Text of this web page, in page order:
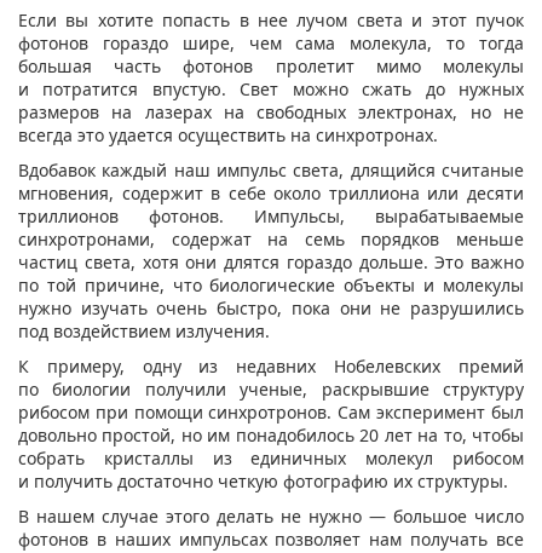
Если вы хотите попасть в нее лучом света и этот пучок
фотонов гораздо шире, чем сама молекула, то тогда
большая часть фотонов пролетит мимо молекулы
и потратится впустую. Свет можно сжать до нужных
размеров на лазерах на свободных электронах, но не
всегда это удается осуществить на синхротронах.
Вдобавок каждый наш импульс света, длящийся считаные
мгновения, содержит в себе около триллиона или десяти
триллионов фотонов. Импульсы, вырабатываемые
синхротронами, содержат на семь порядков меньше
частиц света, хотя они длятся гораздо дольше. Это важно
по той причине, что биологические объекты и молекулы
нужно изучать очень быстро, пока они не разрушились
под воздействием излучения.
К примеру, одну из недавних Нобелевских премий
по биологии получили ученые, раскрывшие структуру
рибосом при помощи синхротронов. Сам эксперимент был
довольно простой, но им понадобилось 20 лет на то, чтобы
собрать кристаллы из единичных молекул рибосом
и получить достаточно четкую фотографию их структуры.
В нашем случае этого делать не нужно — большое число
фотонов в наших импульсах позволяет нам получать все